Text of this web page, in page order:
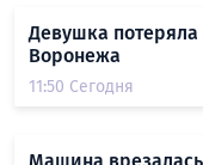
Девушка потеряла
Воронежа
11:50 Сегодня